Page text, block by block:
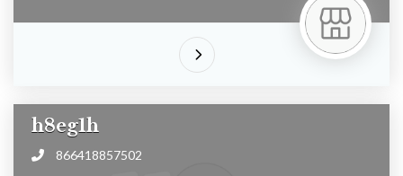
h8eg1h
866418857502